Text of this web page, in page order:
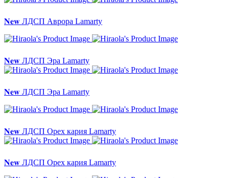
𝐍𝐞𝐰 ЛДСП Аврора Lamarty
𝐍𝐞𝐰 ЛДСП Эра Lamarty
𝐍𝐞𝐰 ЛДСП Эра Lamarty
𝐍𝐞𝐰 ЛДСП Орех кария Lamarty
𝐍𝐞𝐰 ЛДСП Орех кария Lamarty